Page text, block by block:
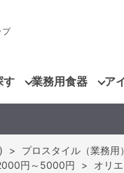
プ
す 業務用食器 ア
> プロスタイル（業務用）
円～5000円 >
オリ